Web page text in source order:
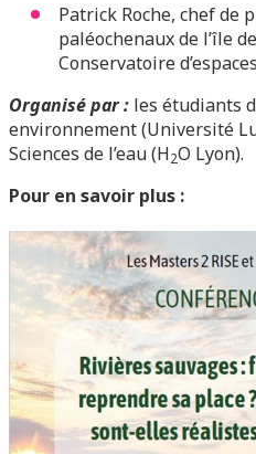
Patrick Roche, chef de
paléochenaux de l’île
Conservatoire
Organisé par : les étudiants
environnement (Université
Sciences de l’eau (H2O Lyon).
Pour en savoir plus :